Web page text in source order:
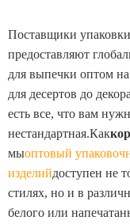
Поставщики
предоставляют
для выпечки оптом
для десертов до
есть все, что вам
нестандартная.Как
мыoптовый
изделийдоступен не
стилях, но и в
белого или